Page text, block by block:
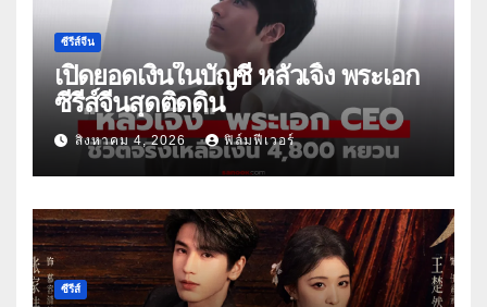
ซีรีส์จีน
เปิดยอดเงินในบัญชี หลัวเจิ้ง พระเอก
ซีรีส์จีนสุดติดดิน
สิงหาคม 4, 2026 ฟิล์มฟีเวอร์
ซีรีส์